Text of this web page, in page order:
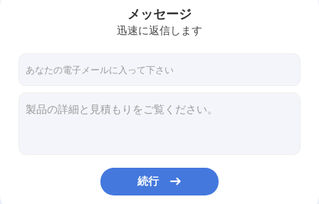
メッセージ
迅速に返信します
続行